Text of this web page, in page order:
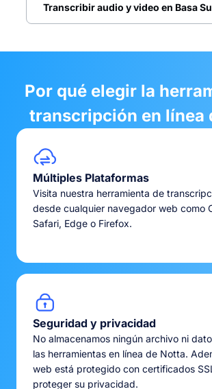
Transcribir audio y video en Basa
Por qué elegir la
transcripción en línea
Múltiples Plataformas
Visita nuestra herramienta de
desde cualquier navegador web como
Safari, Edge o Firefox.
Seguridad y privacidad
No almacenamos ningún archivo ni
las herramientas en línea de Notta.
web está protegido con certificados
proteger su privacidad.